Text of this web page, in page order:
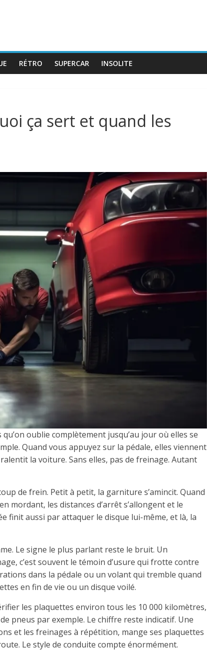
RÉTRO SUPERCAR INSOLITE
ça sert et quand les
oublie complètement jusqu’au jour où elles se
Quand vous appuyez sur la pédale, elles viennent
la voiture. Sans elles, pas de freinage. Autant
de frein. Petit à petit, la garniture s’amincit. Quand
mordant, les distances d’arrêt s’allongent et le
finit aussi par attaquer le disque lui-même, et là, la
Le signe le plus parlant reste le bruit. Un
c’est souvent le témoin d’usure qui frotte contre
dans la pédale ou un volant qui tremble quand
en fin de vie ou un disque voilé.
les plaquettes environ tous les 10 000 kilomètres,
pneus par exemple. Le chiffre reste indicatif. Une
et les freinages à répétition, mange ses plaquettes
Le style de conduite compte énormément.